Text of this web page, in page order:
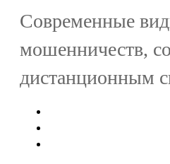
Современные
мошенничеств,
дистанционным